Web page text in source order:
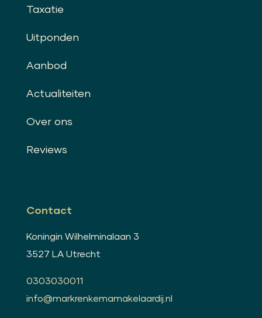
Taxatie
Uitponden
Aanbod
Actualiteiten
Over ons
Reviews
Contact
Koningin Wilhelminalaan 3
3527 LA Utrecht
0303030011
info@markrenkemamakelaardij.nl